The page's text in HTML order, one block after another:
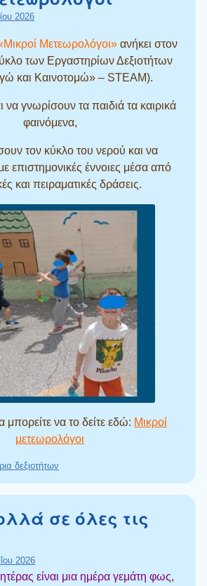
2026
Μετεωρολόγοι» ανήκει στον
των Εργαστηρίων Δεξιοτήτων
και Καινοτομώ» – STEAM).
να γνωρίσουν τα παιδιά τα καιρικά
φαινόμενα,
τον κύκλο του νερού και να
επιστημονικές έννοιες μέσα από
και πειραματικές δράσεις.
να το δείτε εδώ: Μικροί
μετεωρολόγοι
δεξιοτήτων
σε όλες τις
2026
είναι μια ημέρα γεμάτη φως,